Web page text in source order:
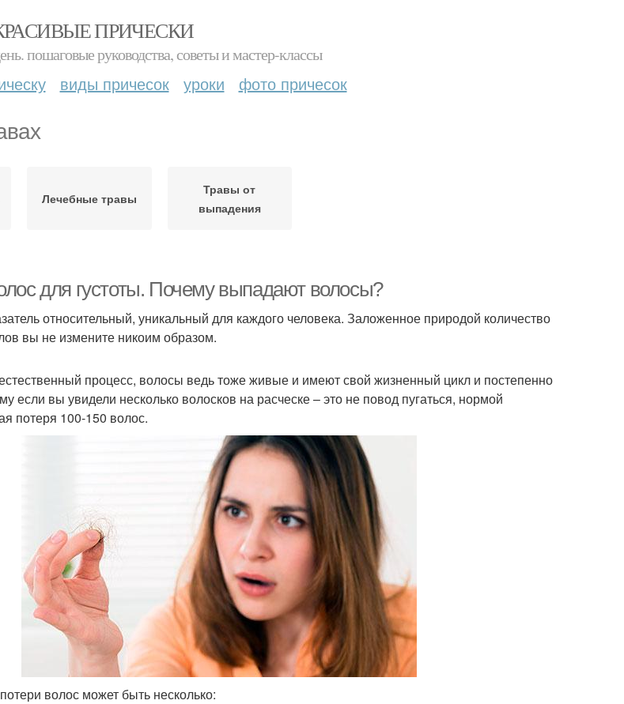
ПРИЧЕСКИ
пошаговые руководства, советы и мастер-классы
виды причесок уроки фото причесок
Лечебные травы
Травы от
выпадения
для густоты. Почему выпадают волосы?
относительный, уникальный для каждого человека. Заложенное природой количество
вы не измените никоим образом.
процесс, волосы ведь тоже живые и имеют свой жизненный цикл и постепенно
если вы увидели несколько волосков на расческе – это не повод пугаться, нормой
потеря 100-150 волос.
волос может быть несколько: